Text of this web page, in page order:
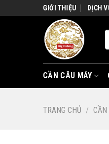
to
GIỚI THIỆU DỊCH
CẦN CÂU MÁY
TRANG CHỦ / CẦN